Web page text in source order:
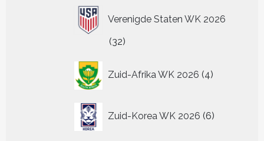
Verenigde Staten WK 2026
3232
Zuid-Afrika WK 2026 4
producten
Zuid-Korea WK 2026 6
producten